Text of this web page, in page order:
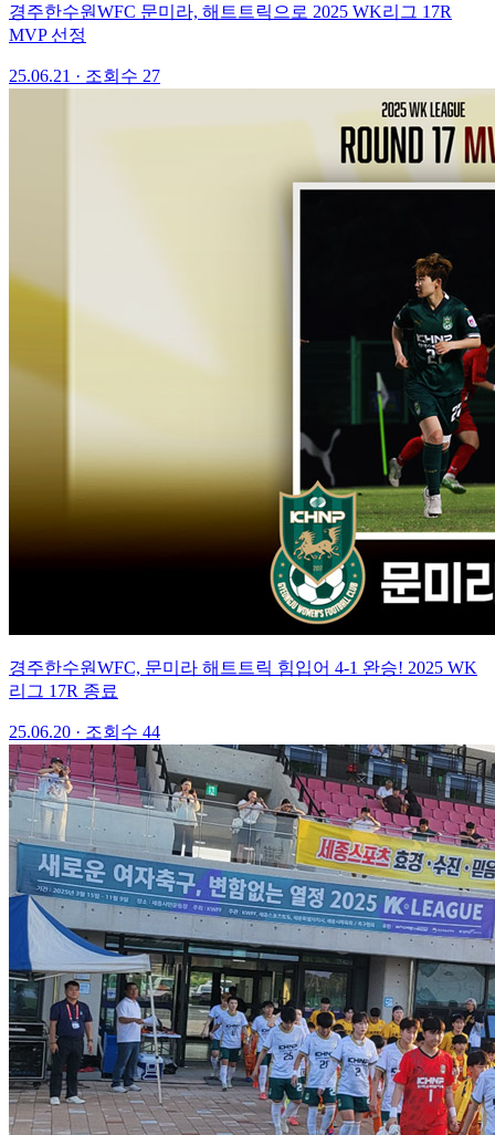
경주한수원WFC 문미라, 해트트릭으로 2025 WK리그 17R
MVP 선정
25.06.21 · 조회수 27
경주한수원WFC, 문미라 해트트릭 힘입어 4-1 완승! 2025 WK
리그 17R 종료
25.06.20 · 조회수 44